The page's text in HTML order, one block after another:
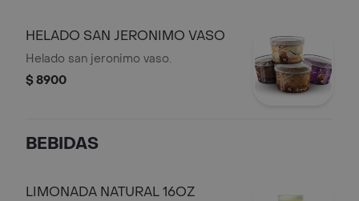
HELADO SAN JERONIMO VASO
Helado san jeronimo vaso.
$ 8900
BEBIDAS
LIMONADA NATURAL 16OZ